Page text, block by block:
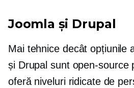
Joomla și Drupal
Mai tehnice decât opțiunile
și Drupal sunt open-source
oferă niveluri ridicate de